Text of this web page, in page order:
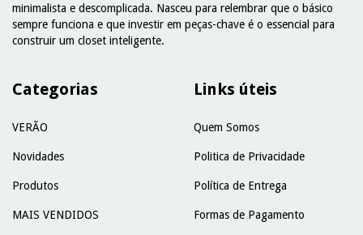
minimalista e descomplicada. Nasceu para relembrar que o básico
sempre funciona e que investir em peças-chave é o essencial para
construir um closet inteligente.
Categorias
VERÃO
Novidades
Produtos
MAIS VENDIDOS
Links úteis
Quem Somos
Politica de Privacidade
Política de Entrega
Formas de Pagamento